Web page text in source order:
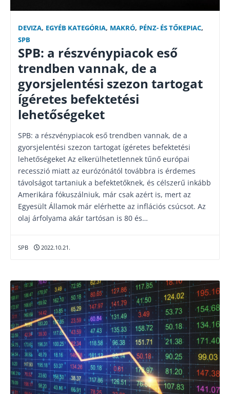
DEVIZA, EGYÉB KATEGÓRIA, MAKRÓ, PÉNZ- ÉS TŐKEPIAC,
SPB
SPB: a részvénypiacok eső
trendben vannak, de a
gyorsjelentési szezon tartogat
ígéretes befektetési
lehetőségeket
SPB: a részvénypiacok eső trendben vannak, de a
gyorsjelentési szezon tartogat ígéretes befektetési
lehetőségeket Az elkerülhetetlennek tűnő európai
recesszió miatt az eurózónától továbbra is érdemes
távolságot tartaniuk a befektetőknek, és célszerű inkább
Amerikára fókuszálniuk, már csak azért is, mert az
Egyesült Államok már elérhette az inflációs csúcsot. Az
olaj árfolyama akár tartósan is 80 és…
SPB 2022.10.21.